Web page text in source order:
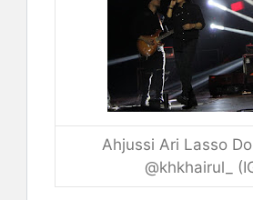
Ahjussi Ari Lasso
@khkhairul_